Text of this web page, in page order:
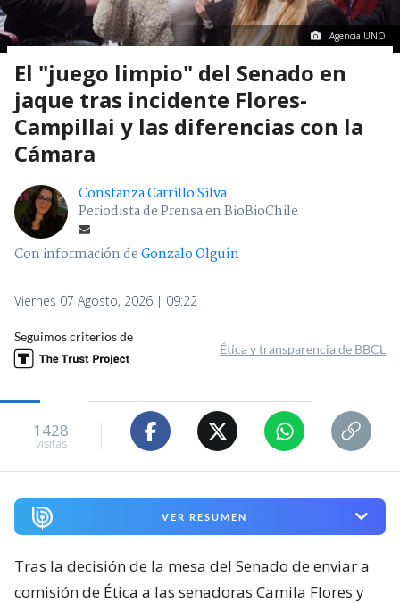
Agencia UNO
El "juego limpio" del Senado en
jaque tras incidente Flores-
Campillai y las diferencias con la
Cámara
Constanza Carrillo Silva
Periodista de Prensa en BioBioChile
Con información deGonzalo Olguín
Viernes 07 Agosto, 2026 | 09:22
Seguimos criterios de
Ética y transparencia de BBCL
1428
visitas
VER RESUMEN
Tras la decisión de la mesa del Senado de enviar a
comisión de Ética a las senadoras Camila Flores y